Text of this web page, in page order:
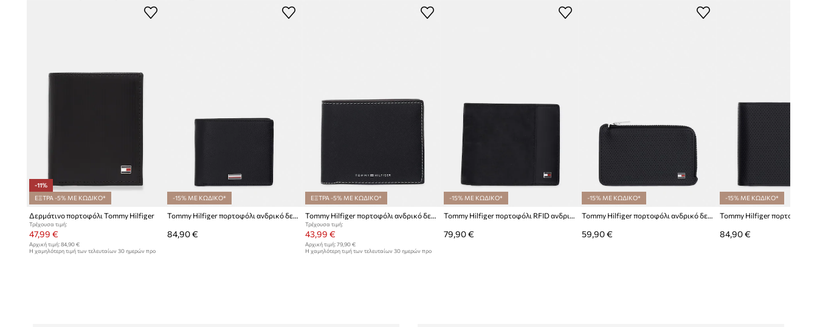
-11%
ΕΞΤΡΑ -5% ΜΕ ΚΩΔΙΚΟ*
Δερμάτινο πορτοφόλι Tommy Hilfiger
Τρέχουσα τιμή:
47,99 €
Αρχική τιμή: 84,90 €
Η χαμηλότερη τιμή των τελευταίων 30 ημερών προ
-15% ΜΕ ΚΩΔΙΚΟ*
Tommy Hilfiger πορτοφόλι ανδρικό δερμάτινο
84,90 €
ΕΞΤΡΑ -5% ΜΕ ΚΩΔΙΚΟ*
Tommy Hilfiger πορτοφόλι ανδρικό δερμάτινο
Τρέχουσα τιμή:
43,99 €
Αρχική τιμή: 79,90 €
Η χαμηλότερη τιμή των τελευταίων 30 ημερών προ
-15% ΜΕ ΚΩΔΙΚΟ*
Tommy Hilfiger πορτοφόλι RFID ανδρικό δερμάτινο
79,90 €
-15% ΜΕ ΚΩΔΙΚΟ*
Tommy Hilfiger πορτοφόλι ανδρικό δερμάτινο
59,90 €
-15% ΜΕ ΚΩΔΙΚΟ*
84,90 €